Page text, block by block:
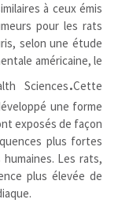
à ceux émis
pour les rats
selon une étude
américaine, le
Sciences.Cette
une forme
exposés de façon
plus fortes
Les rats,
plus élevée de